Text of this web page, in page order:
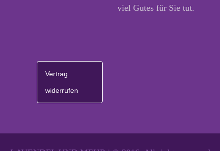
viel Gutes für Sie tut.
Vertrag
widerrufen